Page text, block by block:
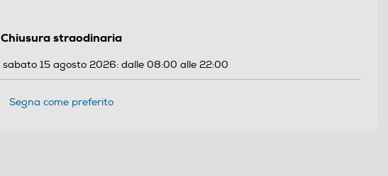
Chiusura straodinaria
sabato 15 agosto 2026: dalle 08:00 alle 22:00
Segna come preferito